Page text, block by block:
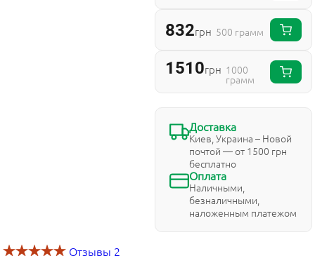
832грн 500 грамм
1510грн 1000
грамм
Доставка
Киев, Украина – Новой
почтой — от 1500 грн
бесплатно
Оплата
Наличными,
безналичными,
наложенным платежом
Отзывы 2